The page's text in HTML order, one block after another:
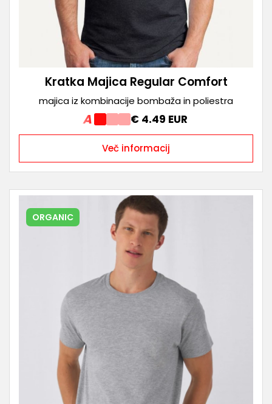
Kratka Majica Regular Comfort
majica iz kombinacije bombaža in poliestra
A € 4.49 EUR
Več informacij
ORGANIC